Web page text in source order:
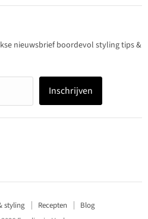
nieuwsbrief boordevol styling tips &
Inschrijven
styling Recepten
Blog